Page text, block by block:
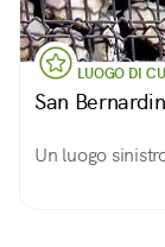
LUOGO DI
San
Un luogo